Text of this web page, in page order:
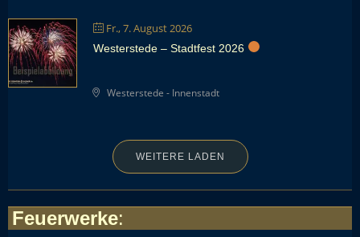
Fr., 7. August 2026
Westerstede – Stadtfest 2026
Westerstede - Innenstadt
WEITERE LADEN
Feuerwerke: